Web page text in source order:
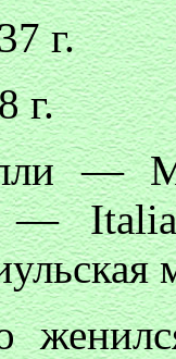
г.
г.
—
—